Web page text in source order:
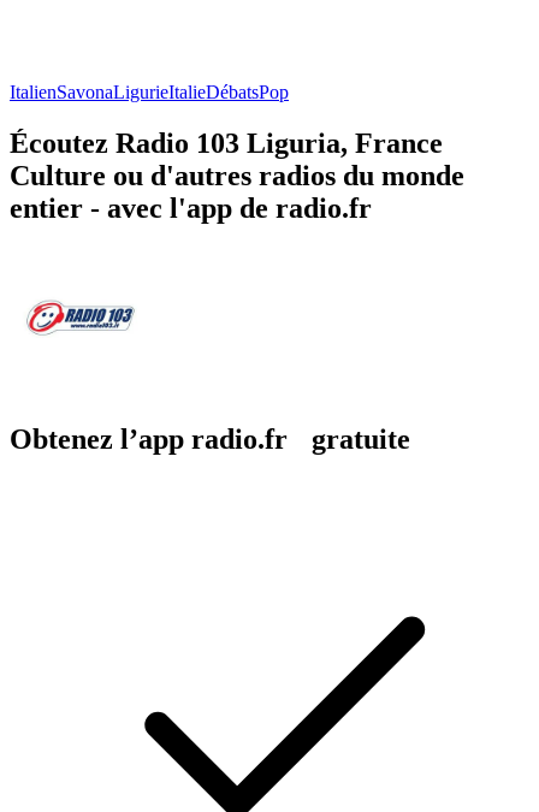
ItalienSavonaLigurieItalieDébatsPop
Écoutez Radio 103 Liguria, France
Culture ou d'autres radios du monde
entier - avec l'app de radio.fr
Obtenez l’app radio.fr gratuite